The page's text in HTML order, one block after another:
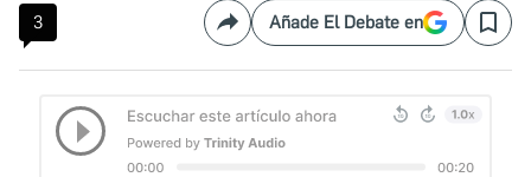
3 CompartirAñade El Debate en Save